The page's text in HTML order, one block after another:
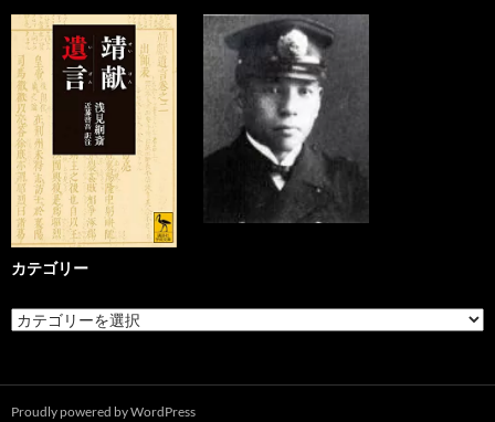
カテゴリー
カ
テ
Proudly powered by WordPress